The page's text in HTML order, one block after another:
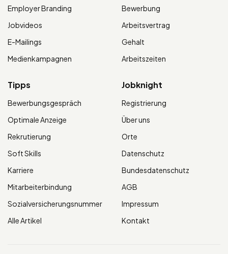
Employer Branding
Jobvideos
E-Mailings
Medienkampagnen
Bewerbung
Arbeitsvertrag
Gehalt
Arbeitszeiten
Tipps
Bewerbungsgespräch
Optimale Anzeige
Rekrutierung
Soft Skills
Karriere
Mitarbeiterbindung
Sozialversicherungsnummer
Alle Artikel
Jobknight
Registrierung
Über uns
Orte
Datenschutz
Bundesdatenschutz
AGB
Impressum
Kontakt